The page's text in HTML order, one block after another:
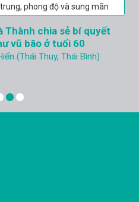
biết chồng yếu, lại cứ
tình
Phả - Quảng Ninh)